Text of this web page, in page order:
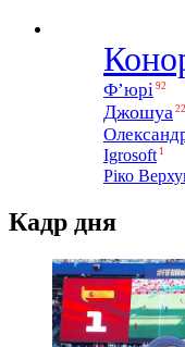
Ф’юрі 92
Джошуа
Igrosoft 1
Ріко
Кадр дня